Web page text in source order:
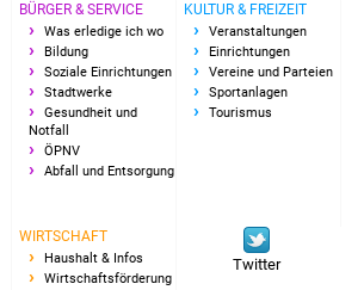
NETZMonitor
Gesundheit und Notfall
Hitzewarnung / UV-
BÜRGER & SERVICE
Was erledige ich wo
Bildung
Soziale Einrichtungen
Stadtwerke
Gesundheit und
Notfall
ÖPNV
Abfall und Entsorgung
KULTUR & FREIZEIT
Veranstaltungen
Einrichtungen
Vereine und Parteien
Sportanlagen
Tourismus
WIRTSCHAFT
Haushalt & Infos
Wirtschaftsförderung
Twitter